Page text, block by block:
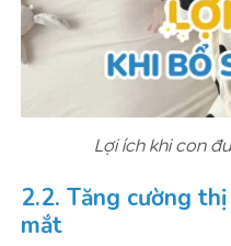
Lợi ích khi con
2.2. Tăng cường
mắt